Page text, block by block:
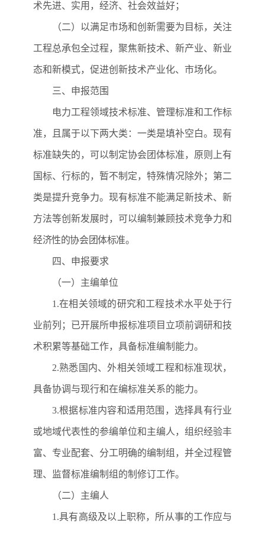
术先进、实用，经济、社会效益好；
（二）以满足市场和创新需要为目标，关注
工程总承包全过程，聚焦新技术、新产业、新业
态和新模式，促进创新技术产业化、市场化。
三、申报范围
电力工程领域技术标准、管理标准和工作标
准，且属于以下两大类：一类是填补空白。现有
标准缺失的，可以制定协会团体标准，原则上有
国标、行标的，暂不制定，特殊情况除外；第二
类是提升竞争力。现有标准不能满足新技术、新
方法等创新发展时，可以编制兼顾技术竞争力和
经济性的协会团体标准。
四、申报要求
（一）主编单位
1.在相关领域的研究和工程技术水平处于行
业前列；已开展所申报标准项目立项前调研和技
术积累等基础工作，具备标准编制能力。
2.熟悉国内、外相关领域工程和标准现状，
具备协调与现行和在编标准关系的能力。
3.根据标准内容和适用范围， 选择具有行业
或地域代表性的参编单位和主编人，组织经验丰
富、专业配套、分工明确的编制组，并全过程管
理、监督标准编制组的制修订工作。
（二）主编人
1.具有高级及以上职称，所从事的工作应与